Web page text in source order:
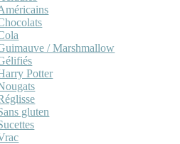
/ Marshmallow
Potter
gluten